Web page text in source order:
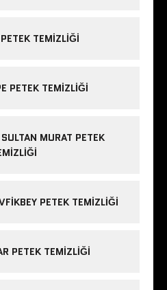
TEMIZLIĞI
PETEK TEMIZLIĞI
MURAT PETEK
PETEK TEMIZLIĞI
PETEK TEMIZLIĞI